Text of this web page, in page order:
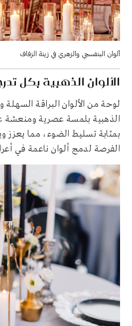
ألوان البنفسجي والزهري في زينة الزفاف
الألوان الذهبية بكل
لوحة من الألوان البراقة
الذهبية بلمسة عصرية ومنعشة
بمثابة تسليط الضوء، مما يعزز
الفرصة لدمج ألوان ناعمة في أعراس